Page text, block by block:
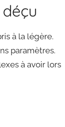
à la légère.
paramètres.
à avoir lors